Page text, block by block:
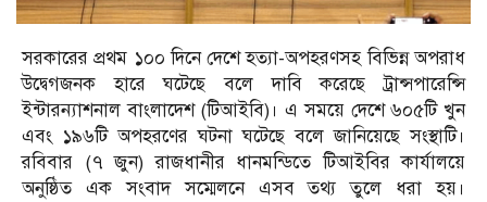
সরকারের প্রথম ১০০ দিনে দেশে হত্যা-অপহরণসহ বিভিন্ন অপরাধ
উদ্বেগজনক হারে ঘটেছে বলে দাবি করেছে ট্রান্সপারেন্সি
ইন্টারন্যাশনাল বাংলাদেশ (টিআইবি)। এ সময়ে দেশে ৬০৫টি খুন
এবং ১৯৬টি অপহরণের ঘটনা ঘটেছে বলে জানিয়েছে সংস্থাটি।
রবিবার (৭ জুন) রাজধানীর ধানমন্ডিতে টিআইবির কার্যালয়ে
অনুষ্ঠিত এক সংবাদ সম্মেলনে এসব তথ্য তুলে ধরা হয়।